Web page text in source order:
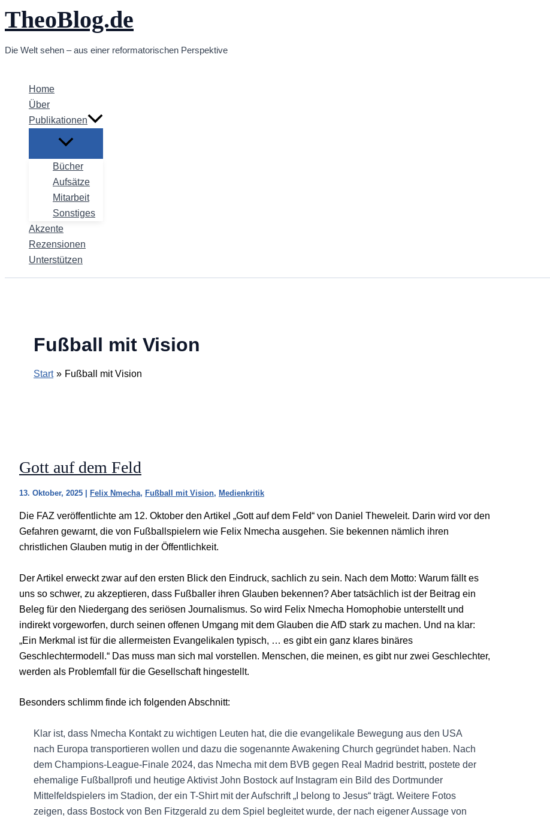
Zum
Inhalt
TheoBlog.de
Die Welt sehen – aus einer reformatorischen Perspektive
Home
Über
Publikationen
Bücher
Aufsätze
Mitarbeit
Sonstiges
Akzente
Rezensionen
Unterstützen
Fußball mit Vision
Start Fußball mit Vision
Gott auf dem Feld
13. Oktober, 2025 Felix Nmecha, Fußball mit Vision, Medienkritik
Die FAZ veröffentlichte am 12. Oktober den Artikel „Gott auf dem Feld“ von Daniel Theweleit. Darin wird vor den
Gefahren gewarnt, die von Fußballspielern wie Felix Nmecha ausgehen. Sie bekennen nämlich ihren
christlichen Glauben mutig in der Öffentlichkeit.
Der Artikel erweckt zwar auf den ersten Blick den Eindruck, sachlich zu sein. Nach dem Motto: Warum fällt es
uns so schwer, zu akzeptieren, dass Fußballer ihren Glauben bekennen? Aber tatsächlich ist der Beitrag ein
Beleg für den Niedergang des seriösen Journalismus. So wird Felix Nmecha Homophobie unterstellt und
indirekt vorgeworfen, durch seinen offenen Umgang mit dem Glauben die AfD stark zu machen. Und na klar:
„Ein Merkmal ist für die allermeisten Evangelikalen typisch, … es gibt ein ganz klares binäres
Geschlechtermodell.“ Das muss man sich mal vorstellen. Menschen, die meinen, es gibt nur zwei Geschlechter,
werden als Problemfall für die Gesellschaft hingestellt.
Besonders schlimm finde ich folgenden Abschnitt:
Klar ist, dass Nmecha Kontakt zu wichtigen Leuten hat, die die evangelikale Bewegung aus den USA
nach Europa transportieren wollen und dazu die sogenannte Awakening Church gegründet haben. Nach
dem Champions-League-Finale 2024, das Nmecha mit dem BVB gegen Real Madrid bestritt, postete der
ehemalige Fußballprofi und heutige Aktivist John Bostock auf Instagram ein Bild des Dortmunder
Mittelfeldspielers im Stadion, der ein T-Shirt mit der Aufschrift „I belong to Jesus“ trägt. Weitere Fotos
zeigen, dass Bostock von Ben Fitzgerald zu dem Spiel begleitet wurde, der nach eigener Aussage von